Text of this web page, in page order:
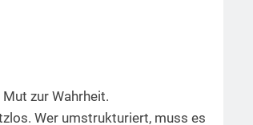
zur Wahrheit.
Wer umstrukturiert, muss es